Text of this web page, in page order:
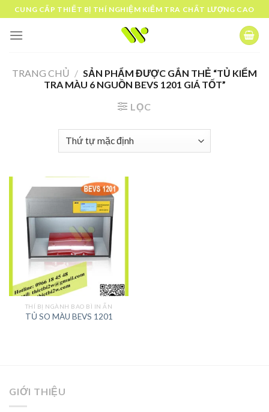
Skip
to
content
CUNG CẤP THIẾT BỊ THÍ NGHIỆM KIỂM TRA CHẤT LƯỢNG CAO
TRANG CHỦ / SẢN PHẨM ĐƯỢC GẮN THẺ “TỦ KIỂM
TRA MÀU 6 NGUỒN BEVS 1201 GIÁ TỐT”
LỌC
THÍ BỊ NGÀNH BAO BÌ IN ẤN
TỦ SO MÀU BEVS 1201
GIỚI THIỆU